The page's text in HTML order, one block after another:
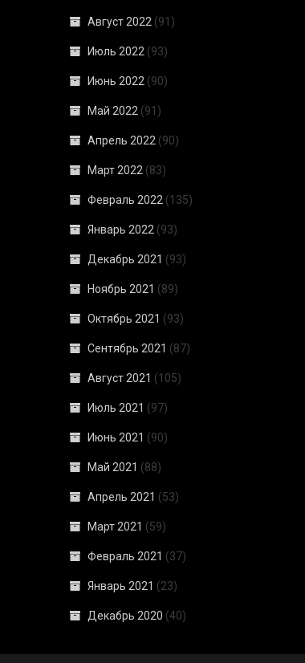
Август 2022 (91)
Июль 2022 (93)
Июнь 2022 (90)
Май 2022 (91)
Апрель 2022 (90)
Март 2022 (83)
Февраль 2022 (135)
Январь 2022 (93)
Декабрь 2021 (93)
Ноябрь 2021 (89)
Октябрь 2021 (93)
Сентябрь 2021 (87)
Август 2021 (105)
Июль 2021 (97)
Июнь 2021 (90)
Май 2021 (88)
Апрель 2021 (53)
Март 2021 (59)
Февраль 2021 (37)
Январь 2021 (23)
Декабрь 2020 (40)